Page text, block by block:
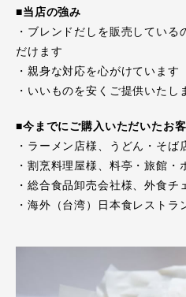
■当店の強み
・ブレンドだしを販売してい
だけます
・親身な対応を心がけています
・いいものを安くご提供いたし
■今までにご購入いただいたお
・ラーメン店様、うどん・そば
・割烹料理屋様、料亭・旅館・
・総合食品卸売会社様、外食チ
・海外（台湾）日本食レストラ